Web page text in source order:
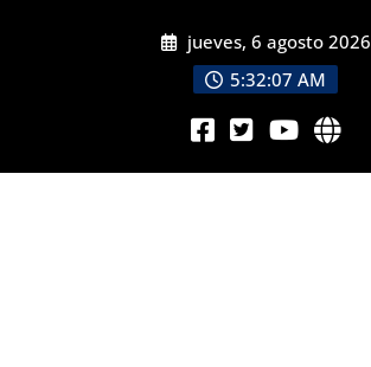
jueves, 6 agosto 2026
5:32:09 AM